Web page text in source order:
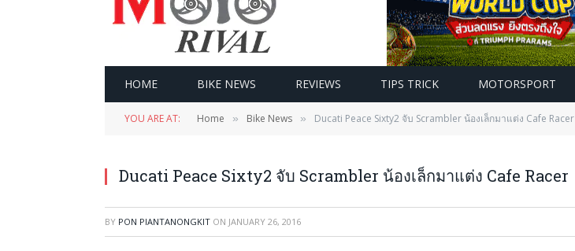
HOME BIKE NEWS REVIEWS TIPS TRICK MOTORSPORT
YOU ARE AT: Home » Bike News » Ducati Peace Sixty2 จับ Scrambler น้องเล็กมาแต่ง Cafe Racer
Ducati Peace Sixty2 จับ Scrambler น้องเล็กมาแต่ง Cafe Racer
BY PON PIANTANONGKIT ON JANUARY 26, 2016